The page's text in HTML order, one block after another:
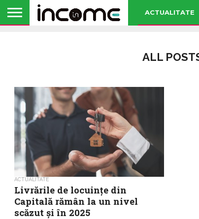
ACTUALITATE
ALL
ACTUALITATE
Livrările de locuințe din
Capitală rămân la un nivel
scăzut și în 2025